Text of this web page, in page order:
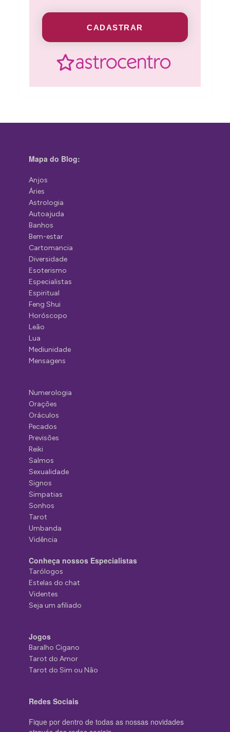
CADASTRAR
Mapa do Blog:
Anjos
Áries
Astrologia
Autoajuda
Banhos
Bem-estar
Cartomancia
Diversidade
Esoterismo
Especialistas
Espiritual
Feng Shui
Horóscopo
Leão
Lua
Mediunidade
Mensagens
Numerologia
Orações
Oráculos
Pecados
Previsões
Reiki
Salmos
Sexualidade
Signos
Simpatias
Sonhos
Tarot
Umbanda
Vidência
Conheça nossos Especialistas
Tarólogos
Estelas do chat
Videntes
Seja um afiliado
Jogos
Baralho Cigano
Tarot do Amor
Tarot do Sim ou Não
Redes Sociais
Fique por dentro de todas as nossas novidades